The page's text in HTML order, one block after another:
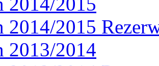
2014/2015
2013/2014